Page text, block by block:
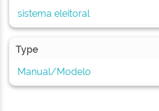
sistema eleitoral
Type
Manual/Modelo